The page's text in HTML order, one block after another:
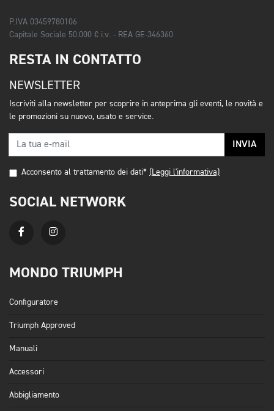
P.IVA 03459780106
Capitale Sociale 50.000 € i.v. - REA GE-346360
RESTA IN CONTATTO
NEWSLETTER
Iscriviti alla newsletter per scoprire in anteprima gli eventi, le novità e
le promozioni su nuovo, usato e service.
INVIA
Acconsento al trattamento dei dati* (Leggi l'informativa)
SOCIAL NETWORK
MONDO TRIUMPH
Configuratore
Triumph Approved
Manuali
Accessori
Abbigliamento